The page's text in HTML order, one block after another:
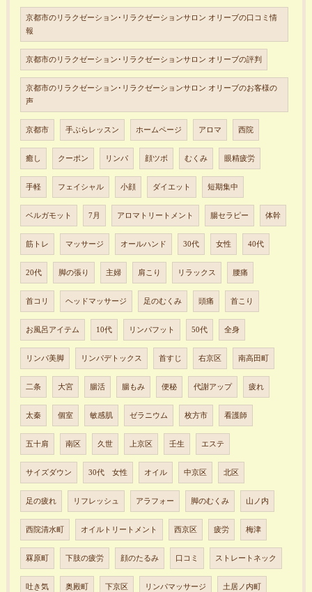
京都市のリラクゼーション･リラクゼーションサロン オリーブの口コミ情
報
京都市のリラクゼーション･リラクゼーションサロン オリーブの評判
京都市のリラクゼーション･リラクゼーションサロン オリーブのお客様の
声
京都市 手ぶらレッスン ホームページ アロマ 西院
癒し クーポン リンパ 顔ツボ むくみ 眼精疲労
手軽 フェイシャル 小顔 ダイエット 短期集中
ベルガモット 7月 アロマトリートメント 腸セラピー 体幹
筋トレ マッサージ オールハンド 30代 女性 40代
20代 脚の張り 主婦 肩こり リラックス 腰痛
首コリ ヘッドマッサージ 足のむくみ 頭痛 首こり
お風呂アイテム 10代 リンパフット 50代 全身
リンパ美脚 リンパデトックス 首すじ 右京区 南高田町
二条 大宮 腸活 腸もみ 便秘 代謝アップ 疲れ
太秦 個室 敏感肌 ゼラニウム 枚方市 看護師
五十肩 南区 久世 上京区 壬生 エステ
サイズダウン 30代 女性 オイル 中京区 北区
足の疲れ リフレッシュ アラフォー 脚のむくみ 山ノ内
西院清水町 オイルトリートメント 西京区 疲労 梅津
罧原町 下肢の疲労 顔のたるみ 口コミ ストレートネック
吐き気 奥殿町 下京区 リンパマッサージ 土居ノ内町